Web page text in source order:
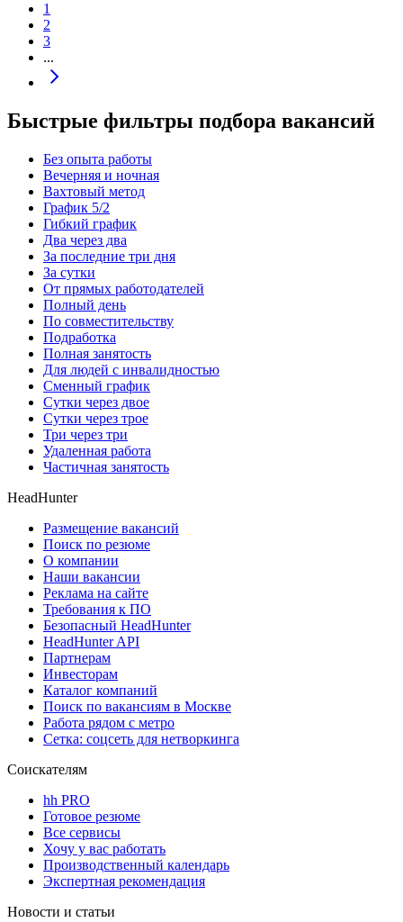
1
2
3
...
Быстрые фильтры подбора вакансий
Без опыта работы
Вечерняя и ночная
Вахтовый метод
График 5/2
Гибкий график
Два через два
За последние три дня
За сутки
От прямых работодателей
Полный день
По совместительству
Подработка
Полная занятость
Для людей с инвалидностью
Сменный график
Сутки через двое
Сутки через трое
Три через три
Удаленная работа
Частичная занятость
HeadHunter
Размещение вакансий
Поиск по резюме
О компании
Наши вакансии
Реклама на сайте
Требования к ПО
Безопасный HeadHunter
HeadHunter API
Партнерам
Инвесторам
Каталог компаний
Поиск по вакансиям в Москве
Работа рядом с метро
Сетка: соцсеть для нетворкинга
Соискателям
hh PRO
Готовое резюме
Все сервисы
Хочу у вас работать
Производственный календарь
Экспертная рекомендация
Новости и статьи